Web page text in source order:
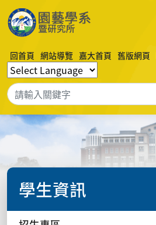
回首頁 網站導覽 嘉大首頁 舊版網頁
學生資訊